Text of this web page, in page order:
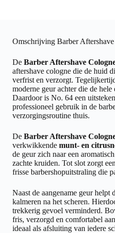
Omschrijving Barber
De Barber Aftershave
aftershave cologne die de huid
verfrist en verzorgt.
moderne geur achter die de
Daardoor is No. 64 een
professioneel gebruik in de
verzorgingsroutine thuis.
De Barber Aftershave
verkwikkende munt- en
de geur zich naar een
zachte kruiden. Tot slot zorgt
frisse barbershopuitstraling die
Naast de aangename geur helpt
kalmeren na het scheren.
trekkerig gevoel verminderd.
fris, verzorgd en comfortabel
ideaal als afsluiting van iedere